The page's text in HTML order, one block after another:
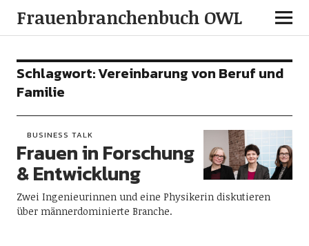
Frauenbranchenbuch OWL
Schlagwort:Vereinbarung von Beruf und
Familie
BUSINESS TALK
Frauen in Forschung
& Entwicklung
Zwei Ingenieurinnen und eine Physikerin diskutieren
über männerdominierte Branche.